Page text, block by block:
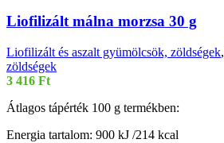
Liofilizált málna morzsa 30 g
Liofilizált és aszalt gyümölcsök, zöldségek,
zöldségek
3 416 Ft
Átlagos tápérték 100 g termékben:
Energia tartalom: 900 kJ /214 kcal